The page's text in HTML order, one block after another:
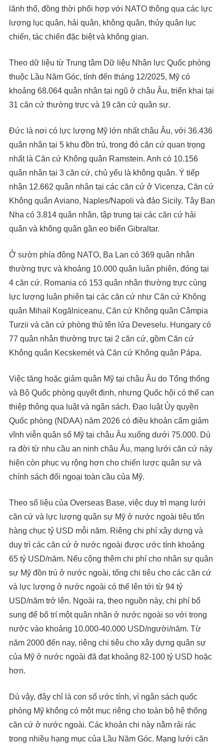
lãnh thổ, đồng thời phối hợp với NATO thông qua các lực
lượng lục quân, hải quân, không quân, thủy quân lục
chiến, tác chiến đặc biệt và không gian.
Theo dữ liệu từ Trung tâm Dữ liệu Nhân lực Quốc phòng
thuộc Lầu Năm Góc, tính đến tháng 12/2025, Mỹ có
khoảng 68.064 quân nhân tại ngũ ở châu Âu, triển khai tại
31 căn cứ thường trực và 19 căn cứ quân sự.
Đức là nơi có lực lượng Mỹ lớn nhất châu Âu, với 36.436
quân nhân tại 5 khu đồn trú, trong đó căn cứ quan trọng
nhất là Căn cứ Không quân Ramstein. Anh có 10.156
quân nhân tại 3 căn cứ, chủ yếu là không quân. Ý tiếp
nhận 12.662 quân nhân tại các căn cứ ở Vicenza, Căn cứ
Không quân Aviano, Naples/Napoli và đảo Sicily. Tây Ban
Nha có 3.814 quân nhân, tập trung tại các căn cứ hải
quân và không quân gần eo biển Gibraltar.
Ở sườn phía đông NATO, Ba Lan có 369 quân nhân
thường trực và khoảng 10.000 quân luân phiên, đóng tại
4 căn cứ. Romania có 153 quân nhân thường trực cùng
lực lượng luân phiên tại các căn cứ như Căn cứ Không
quân Mihail Kogălniceanu, Căn cứ Không quân Câmpia
Turzii và căn cứ phòng thủ tên lửa Deveselu. Hungary có
77 quân nhân thường trực tại 2 căn cứ, gồm Căn cứ
Không quân Kecskemét và Căn cứ Không quân Pápa.
Việc tăng hoặc giảm quân Mỹ tại châu Âu do Tổng thống
và Bộ Quốc phòng quyết định, nhưng Quốc hội có thể can
thiệp thông qua luật và ngân sách. Đạo luật Ủy quyền
Quốc phòng (NDAA) năm 2026 có điều khoản cấm giảm
vĩnh viễn quân số Mỹ tại châu Âu xuống dưới 75.000. Dù
ra đời từ nhu cầu an ninh châu Âu, mạng lưới căn cứ này
hiện còn phục vụ rộng hơn cho chiến lược quân sự và
chính sách đối ngoại toàn cầu của Mỹ.
Theo số liệu của Overseas Base, việc duy trì mạng lưới
căn cứ và lực lượng quân sự Mỹ ở nước ngoài tiêu tốn
hàng chục tỷ USD mỗi năm. Riêng chi phí xây dựng và
duy trì các căn cứ ở nước ngoài được ước tính khoảng
65 tỷ USD/năm. Nếu cộng thêm chi phí cho nhân sự quân
sự Mỹ đồn trú ở nước ngoài, tổng chi tiêu cho các căn cứ
và lực lượng ở nước ngoài có thể lên tới từ 94 tỷ
USD/năm trở lên. Ngoài ra, theo nguồn này, chi phí bổ
sung để bố trí một quân nhân ở nước ngoài so với trong
nước vào khoảng 10.000-40.000 USD/người/năm. Từ
năm 2000 đến nay, riêng chi tiêu cho xây dựng quân sự
của Mỹ ở nước ngoài đã đạt khoảng 82-100 tỷ USD hoặc
hơn.
Dù vậy, đây chỉ là con số ước tính, vì ngân sách quốc
phòng Mỹ không có một mục riêng cho toàn bộ hệ thống
căn cứ ở nước ngoài. Các khoản chi này nằm rải rác
trong nhiều hạng mục của Lầu Năm Góc. Mạng lưới căn